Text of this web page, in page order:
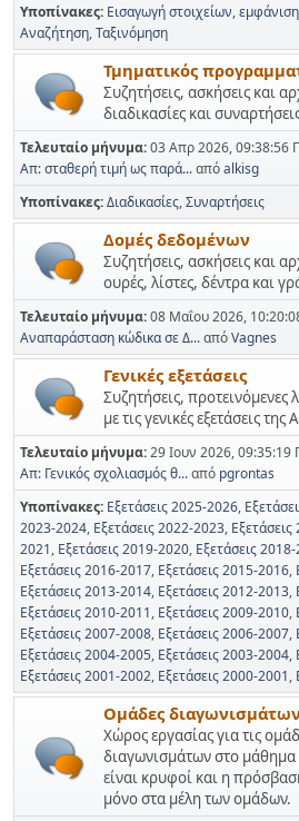
Υποπίνακες Εισαγωγή στοιχείων,
Αναζήτηση Ταξινόμηση
Τμηματικός
Συζητήσεις, ασκήσεις και
διαδικασίες και
Τελευταίο μήνυμα:03 Απρ 2026, 09:38:56
Απ: σταθερή τιμή ως παρά...απόalkisg
Υποπίνακες Διαδικασίες Συναρτήσεις
Δομές δεδομένων
Συζητήσεις, ασκήσεις και
ουρές, λίστες, δέντρα και
Τελευταίο μήνυμα:08 Μαΐου 2026,
Αναπαράσταση κώδικα σε Δ...απόVagnes
Γενικές εξετάσεις
Συζητήσεις, προτεινόμενες
με τις γενικές εξετάσεις
Τελευταίο μήνυμα:29 Ιουν 2026,
Απ: Γενικός σχολιασμός θ...από pgrontas
Υποπίνακες Εξετάσεις 2025-2026
2023-2024 Εξετάσεις 2022-2023
2021 Εξετάσεις 2019-2020 Εξετάσεις
Εξετάσεις 2016-2017 Εξετάσεις 2015-2016
Εξετάσεις 2013-2014 Εξετάσεις 2012-2013
Εξετάσεις 2010-2011 Εξετάσεις 2009-2010
Εξετάσεις 2007-2008 Εξετάσεις 2006-2007
Εξετάσεις 2004-2005 Εξετάσεις 2003-2004
Εξετάσεις 2001-2002 Εξετάσεις 2000-2001
Ομάδες
Χώρος εργασίας για τις
διαγωνισμάτων στο
είναι κρυφοί και η
μόνο στα μέλη των ομάδων.